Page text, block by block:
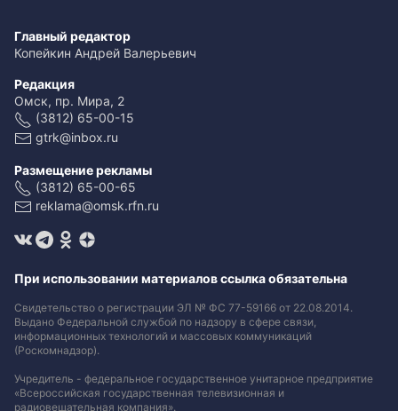
Главный редактор
Копейкин Андрей Валерьевич
Редакция
Омск, пр. Мира, 2
(3812) 65-00-15
gtrk@inbox.ru
Размещение рекламы
(3812) 65-00-65
reklama@omsk.rfn.ru
При использовании материалов ссылка обязательна
Свидетельство о регистрации ЭЛ № ФС 77-59166 от 22.08.2014.
Выдано Федеральной службой по надзору в сфере связи,
информационных технологий и массовых коммуникаций
(Роскомнадзор).
Учредитель - федеральное государственное унитарное предприятие
«Всероссийская государственная телевизионная и
радиовещательная компания».